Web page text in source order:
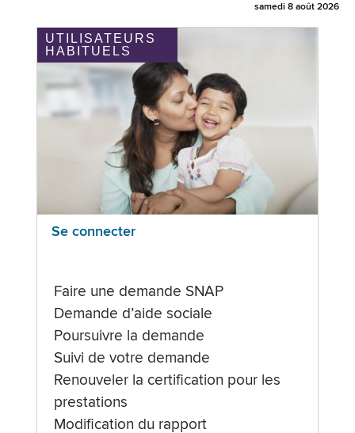
samedi 8 août 2026
UTILISATEURS
HABITUELS
Se connecter
Faire une demande SNAP
Demande d’aide sociale
Poursuivre la demande
Suivi de votre demande
Renouveler la certification pour les
prestations
Modification du rapport